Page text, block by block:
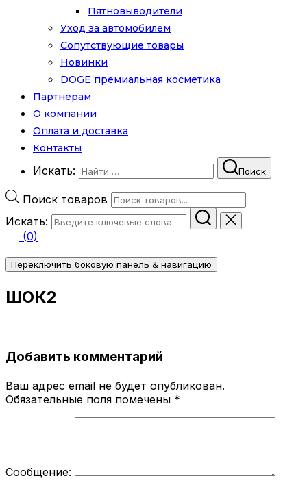
Пятновыводители
Уход за автомобилем
Сопутствующие товары
Новинки
DOGE премиальная косметика
Партнерам
О компании
Оплата и доставка
Контакты
Искать: Поиск
Поиск товаров
Искать:
(0)
Переключить боковую панель & навигацию
ШОК2
Добавить комментарий
Ваш адрес email не будет опубликован.
Обязательные поля помечены *
Сообщение: